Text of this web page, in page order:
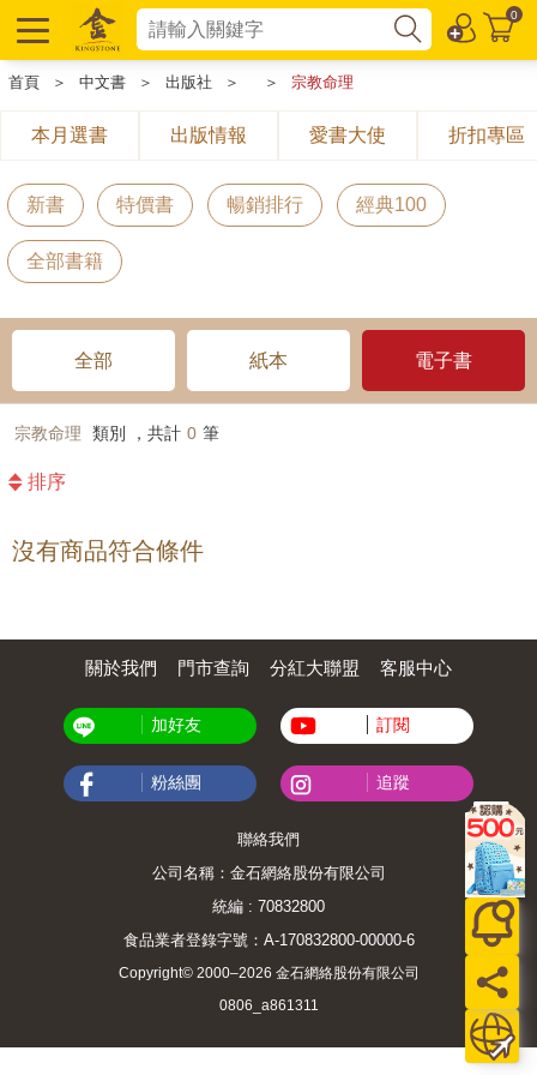
0
首頁 ＞ 中文書 ＞ 出版社 ＞ ＞ 宗教命理
本月選書 出版情報 愛書大使 折扣專區
新書 特價書 暢銷排行 經典100
全部書籍
全部 紙本 電子書
宗教命理 類別 ，共計 0 筆
排序
沒有商品符合條件
關於我們 門市查詢 分紅大聯盟 客服中心
加好友 訂閱
粉絲團 追蹤
聯絡我們
公司名稱：金石網絡股份有限公司
統編 : 70832800
食品業者登錄字號：A-170832800-00000-6
Copyright© 2000–2026 金石網絡股份有限公司
0806_a861311